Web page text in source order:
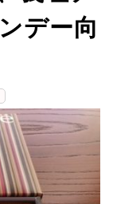
デー向